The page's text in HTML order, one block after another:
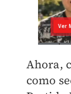
Ahora,
como